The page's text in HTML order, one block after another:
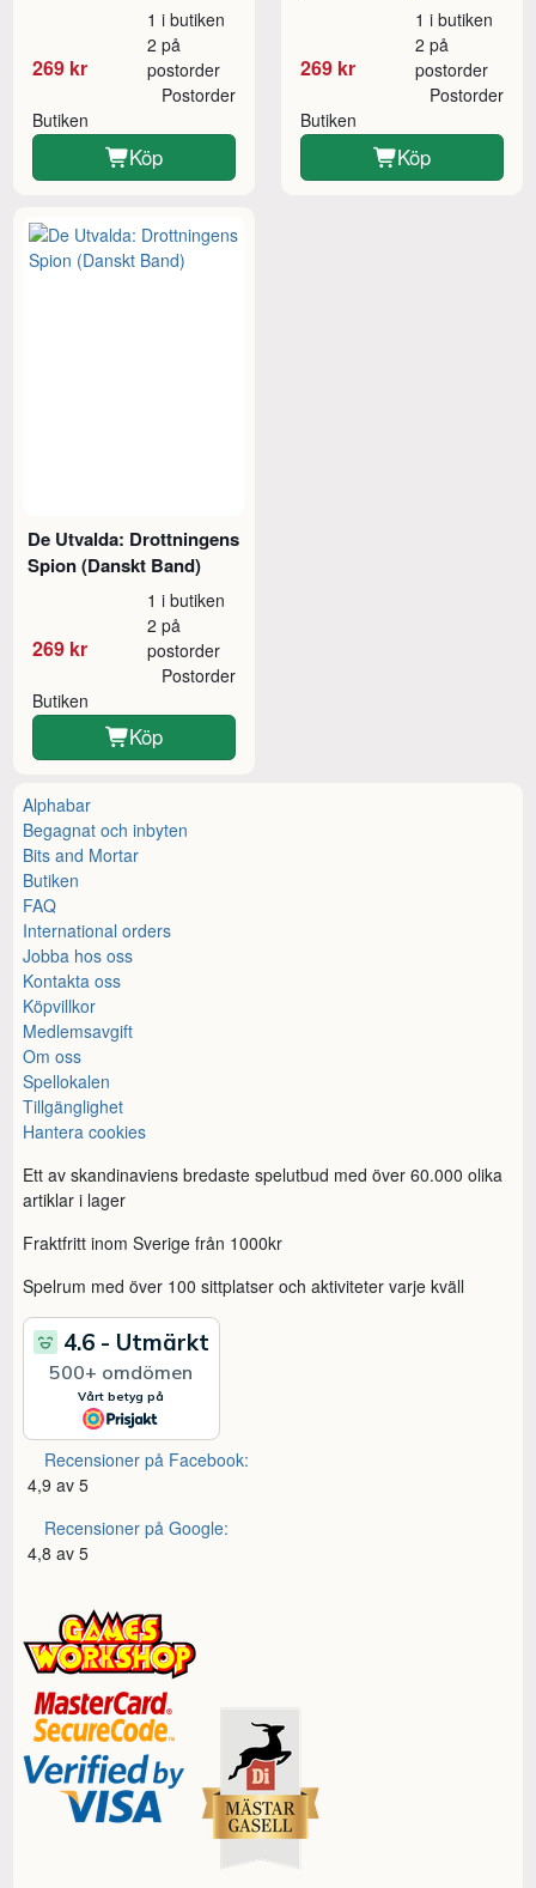
269 kr
1 i butiken
2 på
postorder
Butiken
Postorder
Köp
269 kr
1 i butiken
2 på
postorder
Butiken
Postorder
Köp
De Utvalda: Drottningens
Spion (Danskt Band)
269 kr
1 i butiken
2 på
postorder
Butiken
Postorder
Köp
Alphabar
Begagnat och inbyten
Bits and Mortar
Butiken
FAQ
International orders
Jobba hos oss
Kontakta oss
Köpvillkor
Medlemsavgift
Om oss
Spellokalen
Tillgänglighet
Hantera cookies
Ett av skandinaviens bredaste spelutbud med över 60.000 olika
artiklar i lager
Fraktfritt inom Sverige från 1000kr
Spelrum med över 100 sittplatser och aktiviteter varje kväll
Recensioner på Facebook:
4,9 av 5
Recensioner på Google:
4,8 av 5